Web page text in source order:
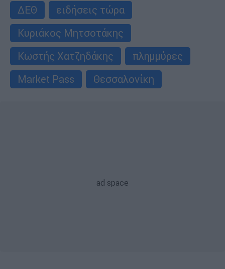
ΔΕΘ
ειδήσεις τώρα
Κυριάκος Μητσοτάκης
Κωστής Χατζηδάκης
πλημμύρες
Market Pass
Θεσσαλονίκη